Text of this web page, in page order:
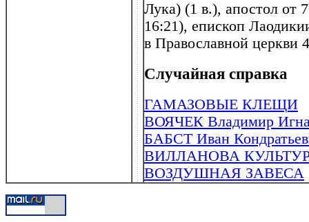
Лука) (1 в.), апостол от
16:21), епископ
в Православной церкви
Случайная справка
ГАМАЗОВЫЕ КЛЕЩИ
ВОЯЧЕК Владимир
БАБСТ Иван
ВИЛЛАНОВА КУЛЬТУРА
ВОЗДУШНАЯ ЗАВЕСА